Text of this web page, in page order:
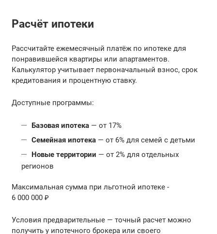
Расчёт ипотеки
Рассчитайте ежемесячный платёж по ипотеке для
понравившейся квартиры или апартаментов.
Калькулятор учитывает первоначальный взнос, срок
кредитования и процентную ставку.
Доступные программы:
Базовая ипотека — от 17%
Семейная ипотека — от 6% для семей с детьми
Новые территории — от 2% для отдельных
регионов
Максимальная сумма при льготной ипотеке -
6 000 000 ₽
Условия предварительные — точный расчет можно
получить у ипотечного брокера или своего